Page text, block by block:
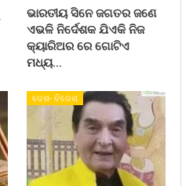
ଭାରତୀୟ ସିନେ ଜଗତର ଜଣେ
ଏଭଳି ନିର୍ଦେଶକ ଯିଏକି ନିଜ
କ୍ୟାରିଅର ରେ ଗୋଟିଏ
ମଧ୍ୟ…
ଦେଶ- ବିଦେଶ